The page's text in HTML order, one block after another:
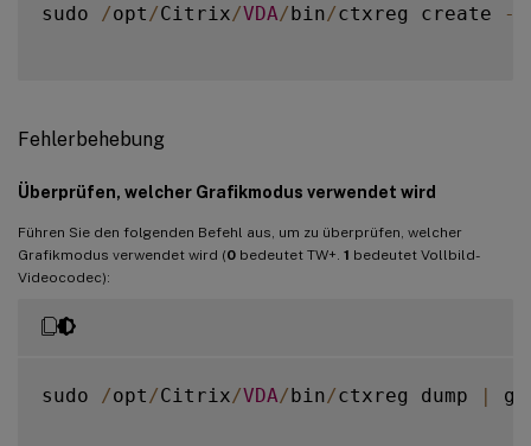
sudo /opt /Citrix/VDA/bin/ctxreg create -
Fehlerbehebung
Überprüfen, welcher Grafikmodus verwendet wird
Führen Sie den folgenden Befehl aus, um zu überprüfen, welcher
Grafikmodus verwendet wird (0 bedeutet TW+. 1 bedeutet Vollbild-
Videocodec):
sudo /opt /Citrix/VDA/bin/ctxreg dump |